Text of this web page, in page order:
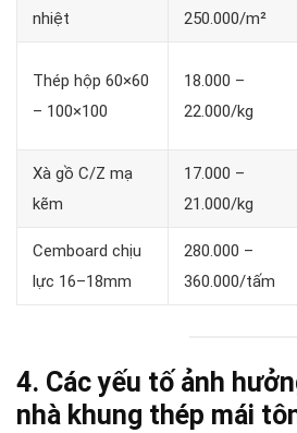
nhiệt
250.000/m²
Thép hộp 60×60
– 100×100
18.000 –
22.000/kg
Xà gồ C/Z mạ
kẽm
17.000 –
21.000/kg
Cemboard chịu
lực 16–18mm
280.000 –
360.000/tấm
4. Các yếu tố ảnh
nhà khung thép mái